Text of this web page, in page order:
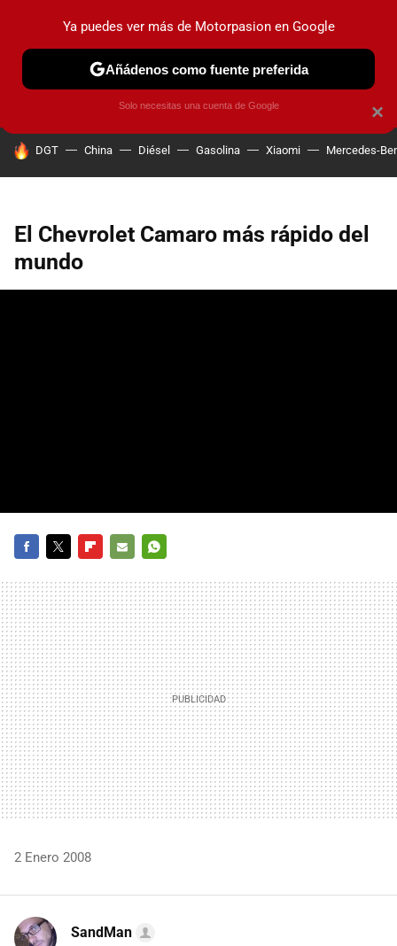
PRUEBAS COCHES ELÉCTRICOS OBSERVATORIO
HOY SE HABLA DE
DGT China Diésel Gasolina Xiaomi Mercedes-
El Chevrolet Camaro más rápido del
mundo
MAIL
2 Enero 2008
SandMan
×
Ya puedes ver más de Motorpasion en Google
Añádenos como fuente preferida
Solo necesitas una cuenta de Google